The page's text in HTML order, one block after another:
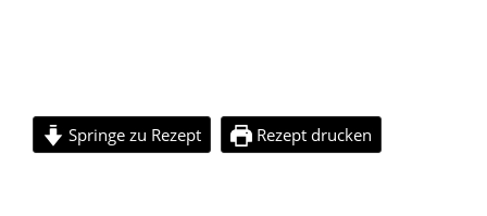
Springe zu Rezept Rezept drucken